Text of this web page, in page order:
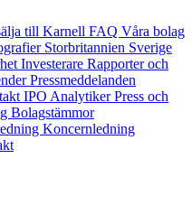
till Karnell FAQ Våra bolag
Storbritannien Sverige
Investerare Rapporter och
Pressmeddelanden
IPO AnalytikerPress och
Bolagstämmor
Koncernledning